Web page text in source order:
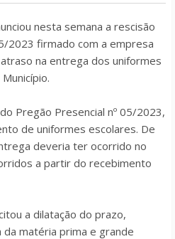
nesta semana a rescisão
2023 firmado com a empresa
na entrega dos uniformes
Pregão Presencial nº 05/2023,
de uniformes escolares. De
deveria ter ocorrido no
a partir do recebimento
a dilatação do prazo,
matéria prima e grande